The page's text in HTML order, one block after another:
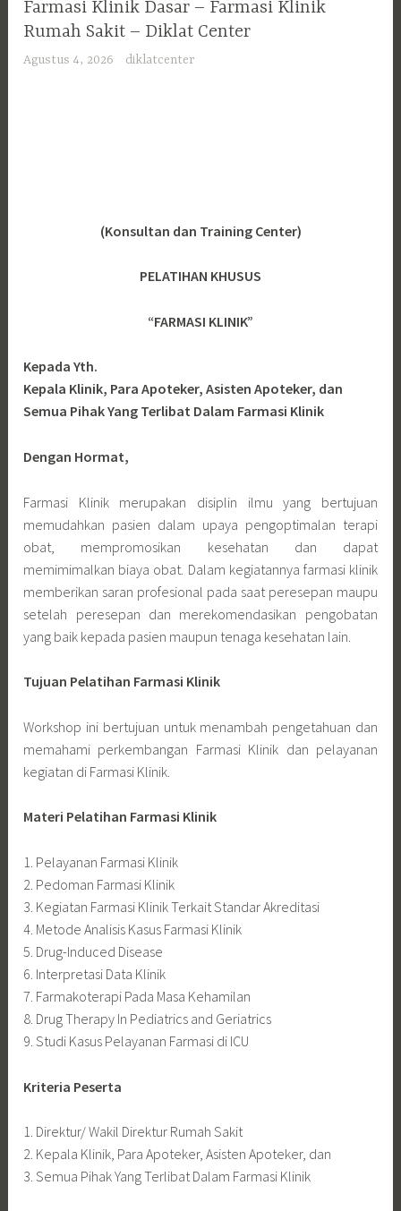
Farmasi Klinik Dasar – Farmasi Klinik
Rumah Sakit – Diklat Center
Agustus 4, 2026 diklatcenter
(Konsultan dan Training Center)
PELATIHAN KHUSUS
“FARMASI KLINIK”
Kepada Yth.
Kepala Klinik, Para Apoteker, Asisten Apoteker, dan
Semua Pihak Yang Terlibat Dalam Farmasi Klinik
Dengan Hormat,
Farmasi Klinik merupakan disiplin ilmu yang bertujuan
memudahkan pasien dalam upaya pengoptimalan terapi
obat, mempromosikan kesehatan dan dapat
memimimalkan biaya obat. Dalam kegiatannya farmasi klinik
memberikan saran profesional pada saat peresepan maupu
setelah peresepan dan merekomendasikan pengobatan
yang baik kepada pasien maupun tenaga kesehatan lain.
Tujuan Pelatihan Farmasi Klinik
Workshop ini bertujuan untuk menambah pengetahuan dan
memahami perkembangan Farmasi Klinik dan pelayanan
kegiatan di Farmasi Klinik.
Materi Pelatihan Farmasi Klinik
1. Pelayanan Farmasi Klinik
2. Pedoman Farmasi Klinik
3. Kegiatan Farmasi Klinik Terkait Standar Akreditasi
4. Metode Analisis Kasus Farmasi Klinik
5. Drug-Induced Disease
6. Interpretasi Data Klinik
7. Farmakoterapi Pada Masa Kehamilan
8. Drug Therapy In Pediatrics and Geriatrics
9. Studi Kasus Pelayanan Farmasi di ICU
Kriteria Peserta
1. Direktur/ Wakil Direktur Rumah Sakit
2. Kepala Klinik, Para Apoteker, Asisten Apoteker, dan
3. Semua Pihak Yang Terlibat Dalam Farmasi Klinik